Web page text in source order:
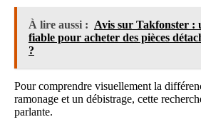
À lire aussi : Avis sur Takfonster :
fiable pour acheter des pièces
?
Pour comprendre visuellement la
ramonage et un débistrage, cette
parlante.